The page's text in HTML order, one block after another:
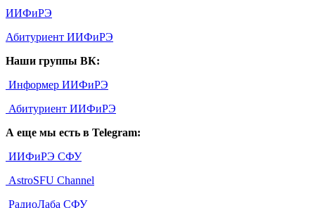
ИИФиРЭ
Абитуриент ИИФиРЭ
Наши группы ВК:
Информер ИИФиРЭ
Абитуриент ИИФиРЭ
А еще мы есть в Telegram:
ИИФиРЭ СФУ
AstroSFU Channel
РадиоЛаба СФУ